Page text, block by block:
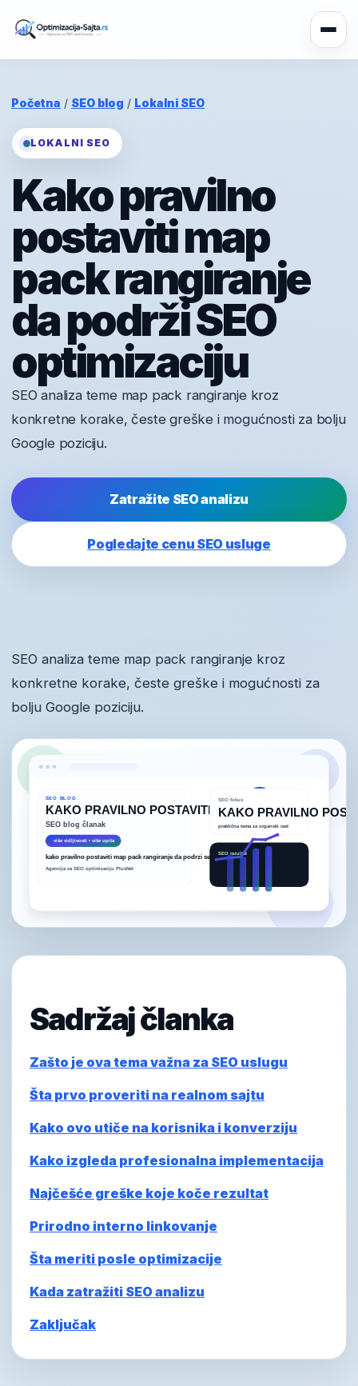
Početna / SEO blog / Lokalni SEO
LOKALNI SEO
Kako pravilno
postaviti map
pack rangiranje
da podrži SEO
optimizaciju
SEO analiza teme map pack rangiranje kroz
konkretne korake, česte greške i mogućnosti za bolju
Google poziciju.
Zatražite SEO analizu
Pogledajte cenu SEO usluge
SEO analiza teme map pack rangiranje kroz
konkretne korake, česte greške i mogućnosti za
bolju Google poziciju.
Sadržaj članka
Zašto je ova tema važna za SEO uslugu
Šta prvo proveriti na realnom sajtu
Kako ovo utiče na korisnika i konverziju
Kako izgleda profesionalna implementacija
Najčešće greške koje koče rezultat
Prirodno interno linkovanje
Šta meriti posle optimizacije
Kada zatražiti SEO analizu
Zaključak